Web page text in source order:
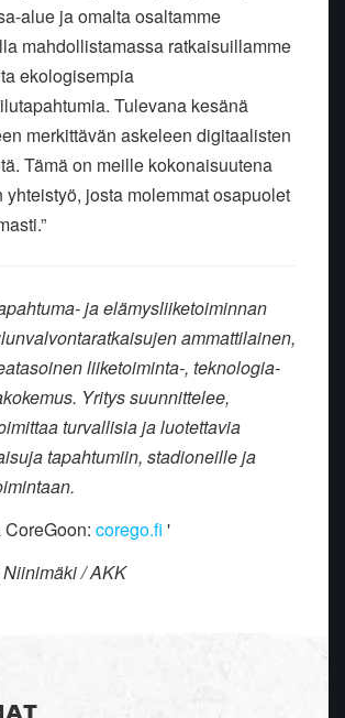
alue ja omalta osaltamme
mahdollistamassa ratkaisuillamme
ekologisempia
Tulevana kesänä
merkittävän askeleen digitaalisten
Tämä on meille kokonaisuutena
yhteistyö, josta molemmat osapuolet
ja elämysliiketoiminnan
ammattilainen,
liiketoiminta-, teknologia-
Yritys suunnittelee,
turvallisia ja luotettavia
tapahtumiin, stadioneille ja
corego.fi '
/ AKK